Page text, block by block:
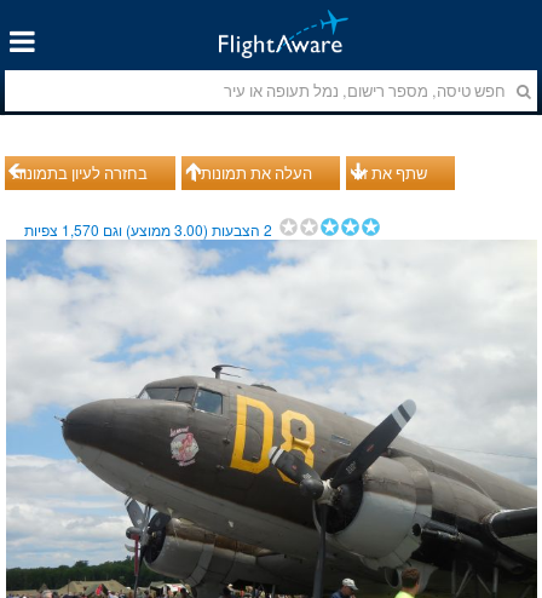
בחזרה לעיון בתמונות העלה את תמונותיך שתף את זה
2הצבעות (3.00ממוצע) וגם 1,570 צפיות